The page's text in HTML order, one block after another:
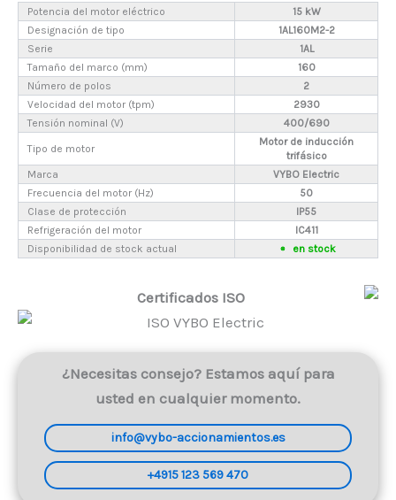
Potencia del motor eléctrico
15 kW
Designación de tipo
1AL160M2-2
Serie
1AL
Tamaño del marco (mm)
160
Número de polos
2
Velocidad del motor (tpm)
2930
Tensión nominal (V)
400/690
Tipo de motor
Motor de inducción
trifásico
Marca
VYBO Electric
Frecuencia del motor (Hz)
50
Clase de protección
IP55
Refrigeración del motor
IC411
Disponibilidad de stock actual
en stock
Certificados ISO
¿Necesitas consejo? Estamos aquí para
usted en cualquier momento.
info@vybo-accionamientos.es
+4915 123 569 470